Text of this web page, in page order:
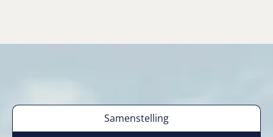
Samenstelling